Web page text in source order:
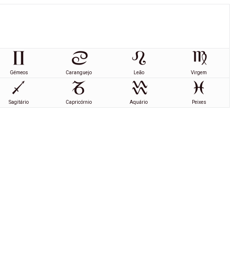
Gémeos Caranguejo Leão Virgem
Sagitário Capricórnio Aquário Peixes